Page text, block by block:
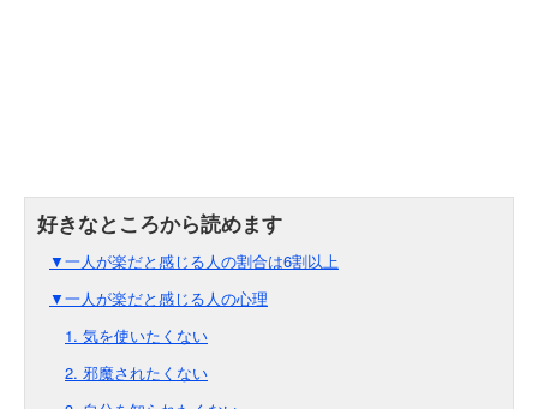
▼一人が楽だと感じる人の割合は6割以上
▼一人が楽だと感じる人の心理
1. 気を使いたくない
2. 邪魔されたくない